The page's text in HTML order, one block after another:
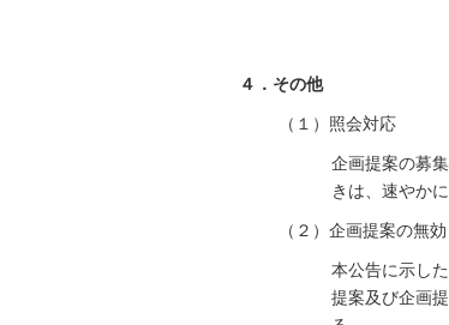
４．その他
（１）照会対応
企画提案の募
きは、速やか
（２）企画提案の無効
本公告に示し
提案及び企画